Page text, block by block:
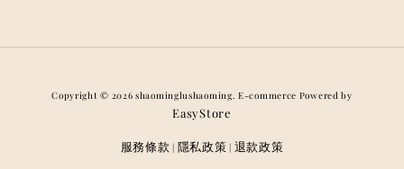
Copyright © 2026 shaominglushaoming. E-commerce Powered by
EasyStore
服務條款 | 隱私政策 | 退款政策